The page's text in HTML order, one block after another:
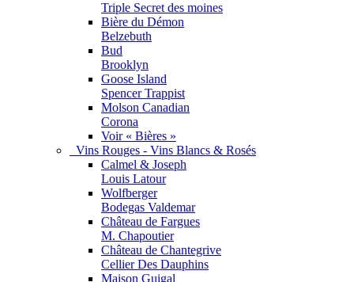
Triple Secret des moines
Bière du Démon
Belzebuth
Bud
Brooklyn
Goose Island
Spencer Trappist
Molson Canadian
Corona
Voir « Bières »
Vins Rouges - Vins Blancs & Rosés
Calmel & Joseph
Louis Latour
Wolfberger
Bodegas Valdemar
Château de Fargues
M. Chapoutier
Château de Chantegrive
Cellier Des Dauphins
Maison Guigal